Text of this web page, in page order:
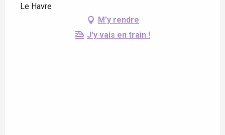
Le Havre
M'y rendre
J'y vais en train !